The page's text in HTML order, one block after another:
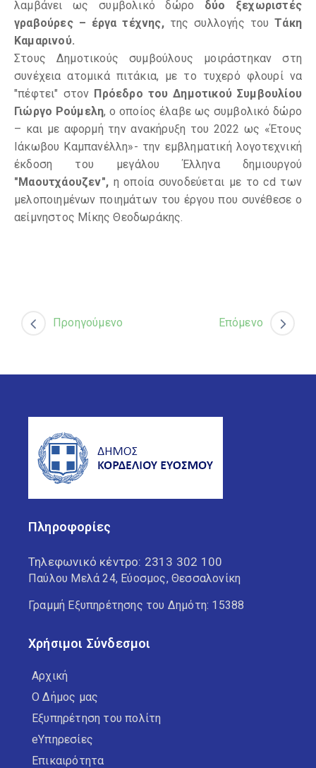
λαμβάνει ως συμβολικό δώρο δύο ξεχωριστές
γραβούρες – έργα τέχνης, της συλλογής του Τάκη
Καμαρινού.
Στους Δημοτικούς συμβούλους μοιράστηκαν στη
συνέχεια ατομικά πιτάκια, με το τυχερό φλουρί να
"πέφτει" στον Πρόεδρο του Δημοτικού Συμβουλίου
Γιώργο Ρούμελη, ο οποίος έλαβε ως συμβολικό δώρο
– και με αφορμή την ανακήρυξη του 2022 ως «Έτους
Ιάκωβου Καμπανέλλη»- την εμβληματική λογοτεχνική
έκδοση του μεγάλου Έλληνα δημιουργού
"Μαουτχάουζεν", η οποία συνοδεύεται με το cd των
μελοποιημένων ποιημάτων του έργου που συνέθεσε ο
αείμνηστος Μίκης Θεοδωράκης.
Προηγούμενο Επόμενο
Πληροφορίες
Τηλεφωνικό κέντρο: 2313 302 100
Παύλου Μελά 24, Εύοσμος, Θεσσαλονίκη
Γραμμή Εξυπηρέτησης του Δημότη: 15388
Χρήσιμοι Σύνδεσμοι
Αρχική
Ο Δήμος μας
Εξυπηρέτηση του πολίτη
eΥπηρεσίες
Επικαιρότητα